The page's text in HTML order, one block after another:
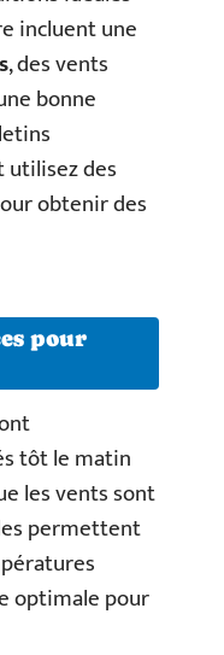
incluent une
, des vents
bonne
des
obtenir des
pour
tôt le matin
les vents sont
permettent
optimale pour